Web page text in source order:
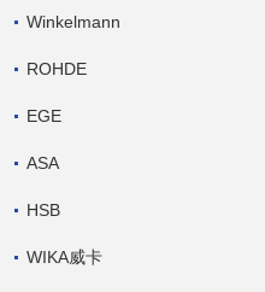
Winkelmann
ROHDE
EGE
ASA
HSB
WIKA威卡